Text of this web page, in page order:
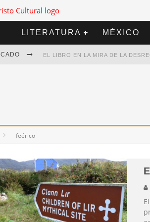
LITERATURA MÉXICO
EL LIBRO EN LA MIRA DE LA
feérico